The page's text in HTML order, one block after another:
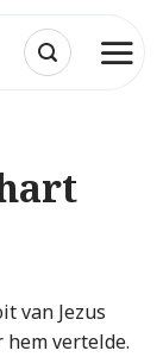
van Jezus
hem vertelde.